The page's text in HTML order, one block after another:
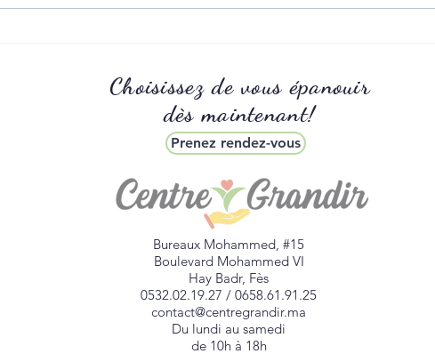
Choisissez de vous épanouir
dès maintenant!
Prenez rendez-vous
Bureaux Mohammed, #15
Boulevard Mohammed VI
Hay Badr, Fès
0532.02.19.27 / 0658.61.91.25
contact@centregrandir.ma
Du lundi au samedi
de 10h à 18h